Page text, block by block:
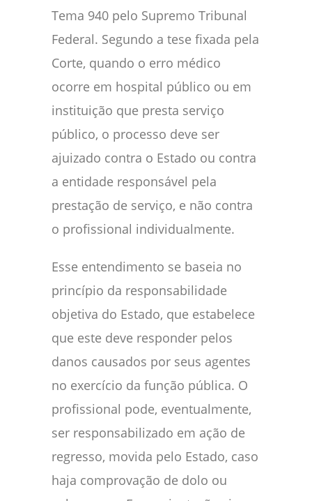
Tema 940 pelo Supremo Tribunal
Federal. Segundo a tese fixada pela
Corte, quando o erro médico
ocorre em hospital público ou em
instituição que presta serviço
público, o processo deve ser
ajuizado contra o Estado ou contra
a entidade responsável pela
prestação de serviço, e não contra
o profissional individualmente.
Esse entendimento se baseia no
princípio da responsabilidade
objetiva do Estado, que estabelece
que este deve responder pelos
danos causados por seus agentes
no exercício da função pública. O
profissional pode, eventualmente,
ser responsabilizado em ação de
regresso, movida pelo Estado, caso
haja comprovação de dolo ou